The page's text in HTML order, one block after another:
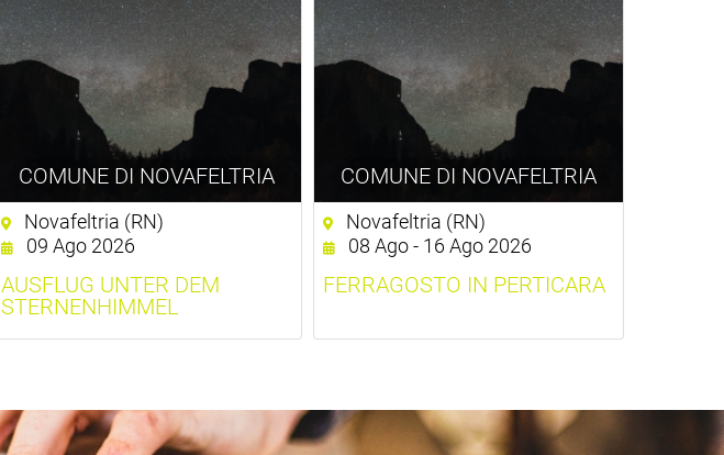
COMUNE DI NOVAFELTRIA
Novafeltria (RN)
09 Ago 2026
AUSFLUG UNTER DEM
STERNENHIMMEL
COMUNE DI NOVAFELTRIA
Novafeltria (RN)
08 Ago - 16 Ago 2026
FERRAGOSTO IN PERTICARA